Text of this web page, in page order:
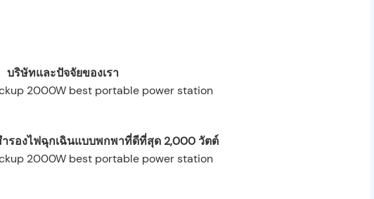
บริษัทและปัจจัยของเรา
ำรองไฟฉุกเฉินแบบพกพาที่ดีที่สุด 2,000 วัตต์